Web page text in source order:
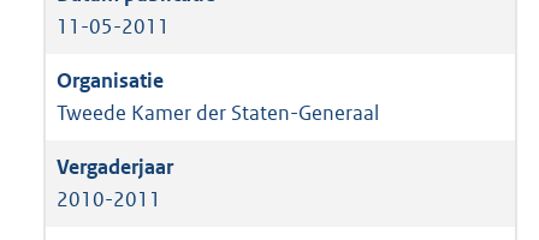
11-05-2011
Tweede Kamer der Staten-Generaal
2010-2011